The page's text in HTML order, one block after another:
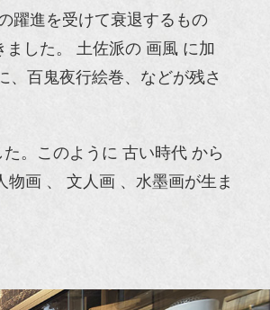
躍進を受けて衰退するもの
した。 土佐派の 画風 に加
、百鬼夜行絵巻、などが残さ
。このように 古い時代 から
画 、 文人画 、水墨画が生ま